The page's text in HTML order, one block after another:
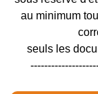
au minimum
seuls les